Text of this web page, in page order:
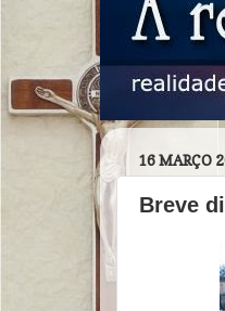
16 MARÇO
Breve